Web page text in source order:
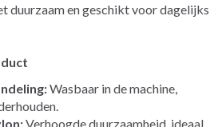
duurzaam en geschikt voor dagelijks
Wasbaar in de machine,
Verhoogde duurzaamheid, ideaal